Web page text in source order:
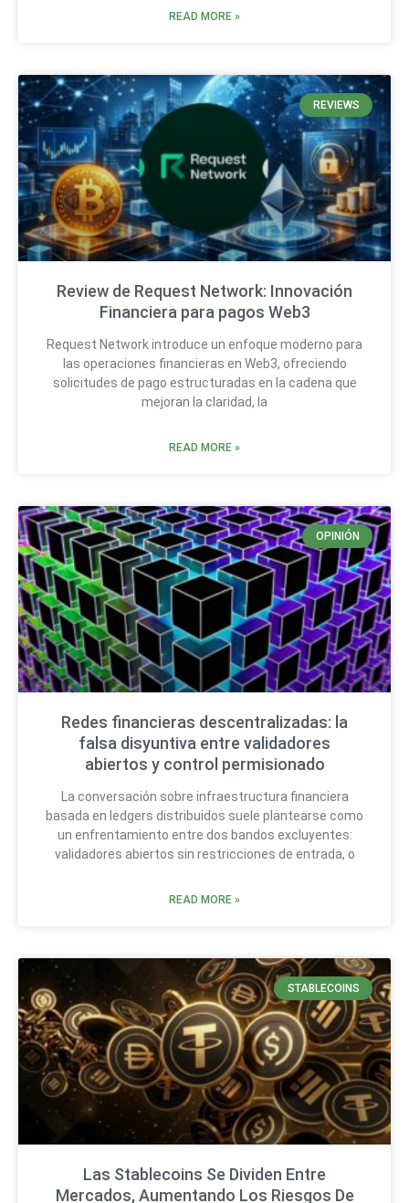
READ MORE »
REVIEWS
Review de Request Network: Innovación
Financiera para pagos Web3
Request Network introduce un enfoque moderno para
las operaciones financieras en Web3, ofreciendo
solicitudes de pago estructuradas en la cadena que
mejoran la claridad, la
READ MORE »
OPINIÓN
Redes financieras descentralizadas: la
falsa disyuntiva entre validadores
abiertos y control permisionado
La conversación sobre infraestructura financiera
basada en ledgers distribuidos suele plantearse como
un enfrentamiento entre dos bandos excluyentes:
validadores abiertos sin restricciones de entrada, o
READ MORE »
STABLECOINS
Las Stablecoins Se Dividen Entre
Mercados, Aumentando Los Riesgos De